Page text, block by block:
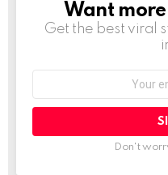
NEWSLETTER
Want
Get the best viral
Don't